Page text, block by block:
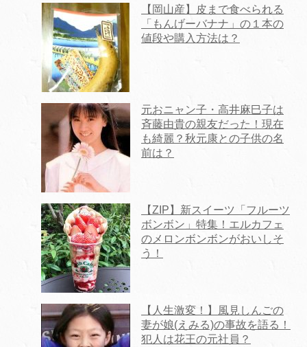
【岡山産】皮まで食べられる
「もんげーバナナ」の１本の
値段や購入方法は？
元おニャン子・高井麻巳子は
斉藤由貴の親友だった！現在
も綺麗？秋元康との子供の名
前は？
【ZIP】新スイーツ「フルーツ
ボンボン」特集！エルカフェ
のメロンボンボンがおいしそ
う！
【人生激変！】風見しんごの
妻が娘(えみる)の事故を語る！
犯人は花王の元社員？